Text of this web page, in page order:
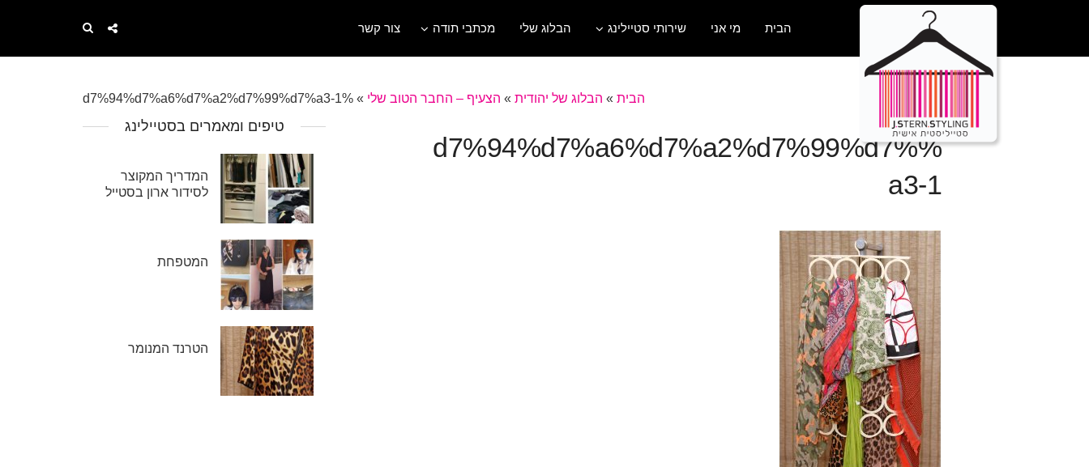
הבית מי אני שירותי סטיילינג הבלוג שלי מכתבי תודה צור קשר
הבית » הבלוג של יהודית » הצעיף – החבר הטוב שלי »
%d7%94%d7%a6%d7%a2%d7%99%d7%a3-1
טיפים ומאמרים בסטיילינג
המדריך המקוצר
לסידור ארון בסטייל
המטפחת
הטרנד המנומר
%d7%94%d7%a6%d7%a2%d7%99%d7%
a3-1